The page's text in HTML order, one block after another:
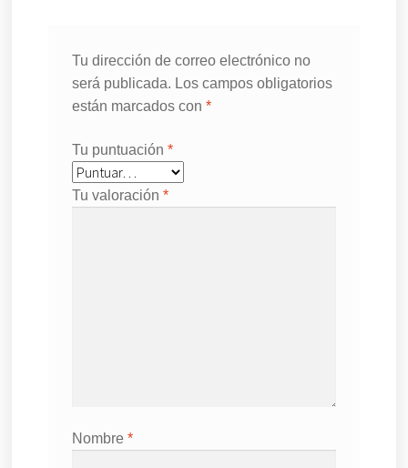
Tu dirección de correo electrónico no
será publicada. Los campos obligatorios
están marcados con*
Tu puntuación*
Tu valoración*
Nombre*